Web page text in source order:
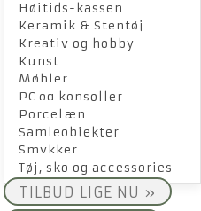
Højtids-kassen
Keramik & Stentøj
Kreativ og hobby
Kunst
Møbler
PC og konsoller
Porcelæn
Samleobjekter
Smykker
Tøj, sko og accessories
TILBUD LIGE NU »